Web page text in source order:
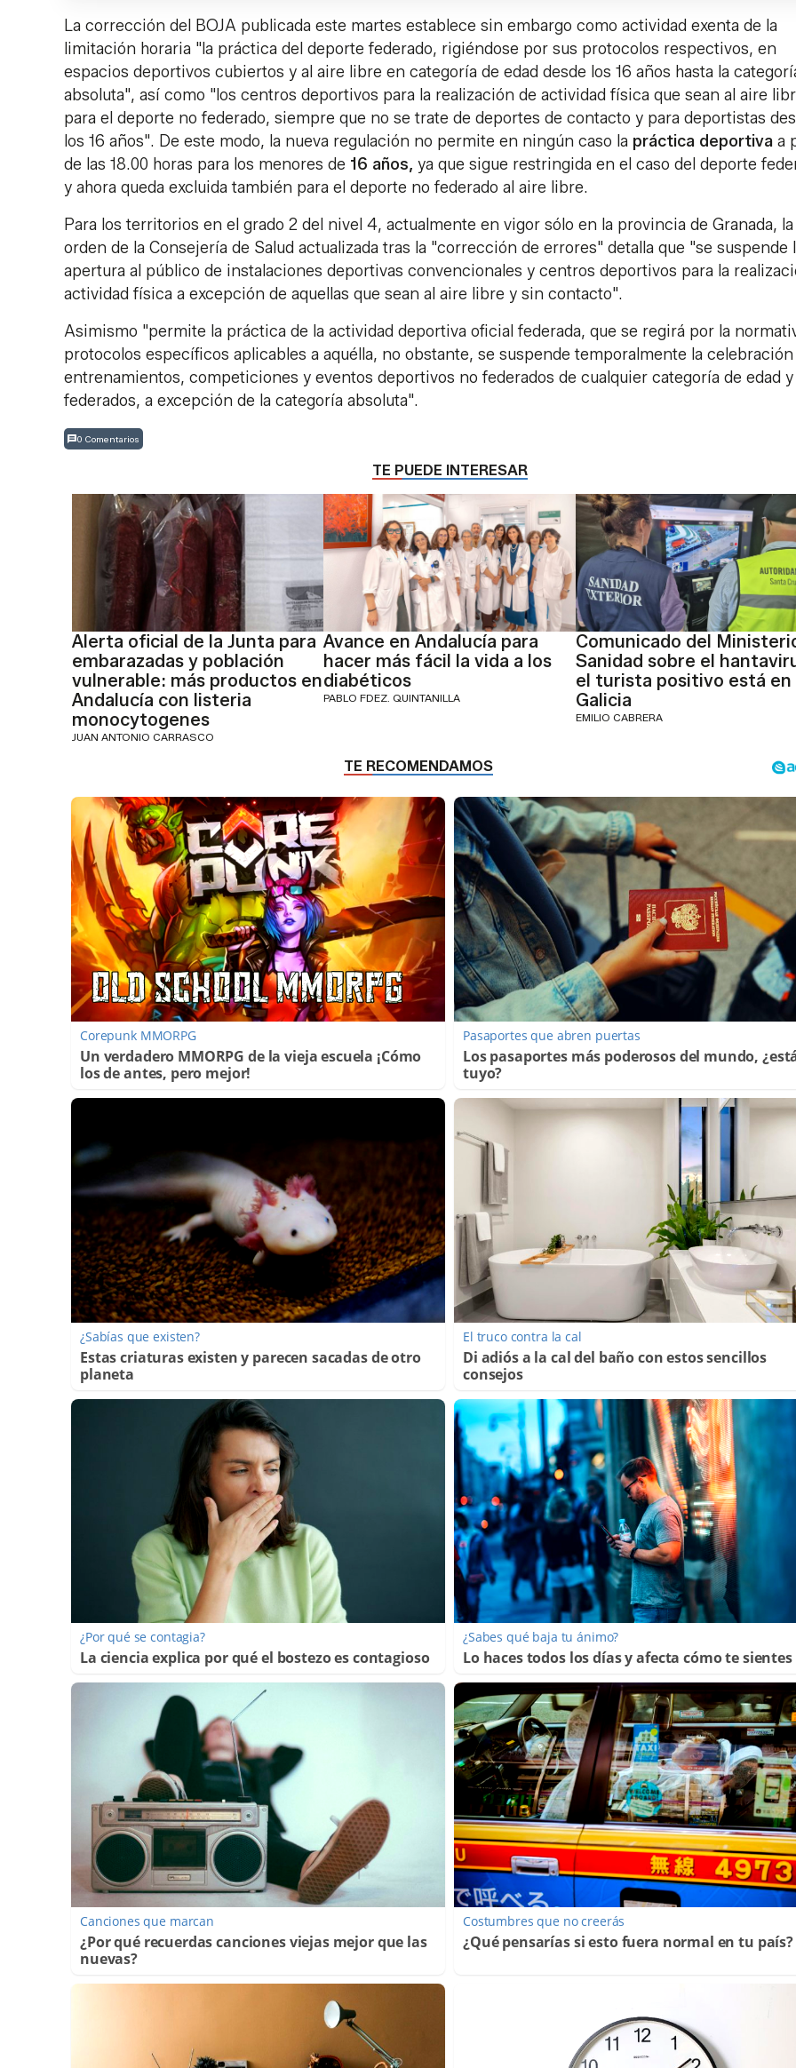
La corrección del BOJA publicada este martes establece sin embargo como actividad exenta de la
limitación horaria "la práctica del deporte federado, rigiéndose por sus protocolos respectivos, en
espacios deportivos cubiertos y al aire libre en categoría de edad desde los 16 años hasta la
absoluta", así como "los centros deportivos para la realización de actividad física que sean al aire
para el deporte no federado, siempre que no se trate de deportes de contacto y para deportistas
los 16 años". De este modo, la nueva regulación no permite en ningún caso la práctica deportiva a
de las 18.00 horas para los menores de 16 años, ya que sigue restringida en el caso del deporte
y ahora queda excluida también para el deporte no federado al aire libre.
Para los territorios en el grado 2 del nivel 4, actualmente en vigor sólo en la provincia de Granada, la
orden de la Consejería de Salud actualizada tras la "corrección de errores" detalla que "se suspende
apertura al público de instalaciones deportivas convencionales y centros deportivos para la
actividad física a excepción de aquellas que sean al aire libre y sin contacto".
Asimismo "permite la práctica de la actividad deportiva oficial federada, que se regirá por la
protocolos específicos aplicables a aquélla, no obstante, se suspende temporalmente la
entrenamientos, competiciones y eventos deportivos no federados de cualquier categoría de edad
federados, a excepción de la categoría absoluta".
0 Comentarios
TE PUEDE INTERESAR
Alerta oficial de la Junta para
embarazadas y población
vulnerable: más productos en
Andalucía con listeria
monocytogenes
JUAN ANTONIO CARRASCO
Avance en Andalucía para
hacer más fácil la vida a los
diabéticos
PABLO FDEZ. QUINTANILLA
Comunicado del
Sanidad sobre el
el turista positivo está en
Galicia
EMILIO CABRERA
Corepunk MMORPG
Un verdadero MMORPG de la vieja escuela ¡Cómo
los de antes, pero mejor!
Pasaportes que abren puertas
Los pasaportes más poderosos del mundo,
tuyo?
¿Sabías que existen?
Estas criaturas existen y parecen sacadas de otro
planeta
El truco contra la cal
Di adiós a la cal del baño con estos sencillos
consejos
¿Por qué se contagia?
La ciencia explica por qué el bostezo es contagioso
¿Sabes qué baja tu ánimo?
Lo haces todos los días y afecta cómo te sientes
Canciones que marcan
¿Por qué recuerdas canciones viejas mejor que las
nuevas?
Costumbres que no creerás
¿Qué pensarías si esto fuera normal en tu país?